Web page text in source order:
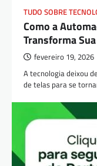
TUDO SOBRE
Como a
Transforma
fevereiro 19, 2026
A tecnologia deixou
de telas para se